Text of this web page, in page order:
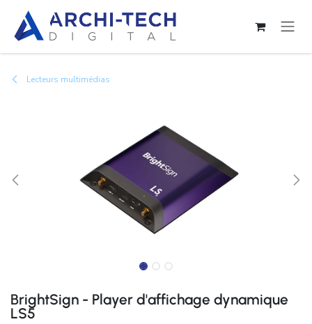
Lecteurs multimédias
BrightSign - Player d'affichage dynamique
LS5